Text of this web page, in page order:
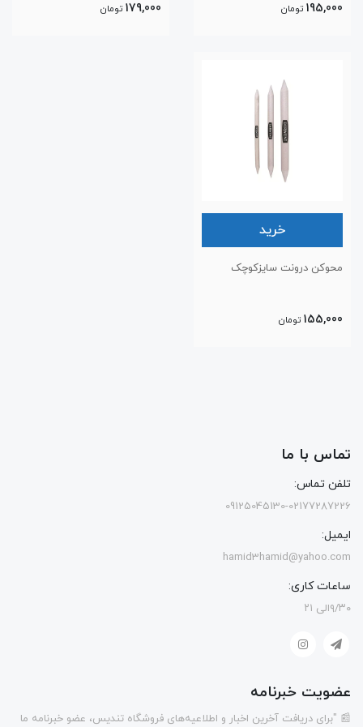
195,000 تومان 179,000 تومان
خرید
محوکن درونت سایزکوچک
155,000 تومان
تماس با ما
تلفن تماس:
09125045130-02177287226
ایمیل:
hamid3hamid@yahoo.com
ساعات کاری:
۹/۳۰الی ۲۱
عضویت خبرنامه
📰 "برای دریافت آخرین اخبار و اطلاعیه‌های فروشگاه تندیس، عضو خبرنامه ما